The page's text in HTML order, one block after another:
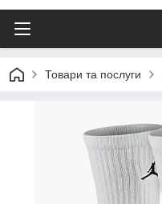
Товари та послуги